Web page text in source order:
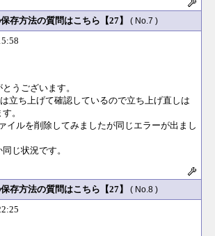
存方法の質問はこちら【27】 ( No.7 )
うございます。
立ち上げて確認しているので立ち上げ直しは
。
イルを削除してみましたが同じエラーが出まし
じ状況です。
存方法の質問はこちら【27】 ( No.8 )